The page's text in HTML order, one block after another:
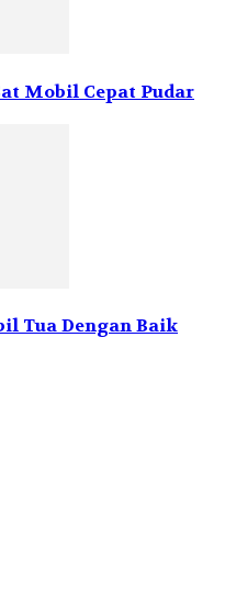
Mobil Cepat Pudar
Tua Dengan Baik